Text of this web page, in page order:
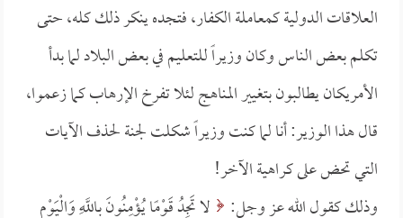
العلاقات الدولية كمعاملة الكفار، فتجده ينكر ذلك كله، حتى
تكلم بعض الناس وكان وزيراً للتعليم في بعض البلاد لما بدأ
الأمريكان يطالبون بتغيير المناهج لئلا تفرخ الإرهاب كما زعموا،
قال هذا الوزير: أنا لما كنت وزيراً شكلت لجنة لحذف الآيات
التي تحض على كراهية الآخر!
وذلك كقول الله عز وجل:
لا تَجِدُ قَوْمًا يُؤْمِنُونَ بِاللَّهِ وَالْيَوْمِ